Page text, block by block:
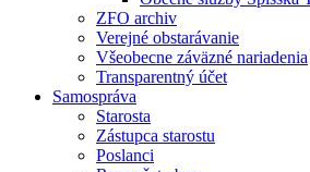
ZFO archiv
Verejné obstarávanie
Všeobecne záväzné nariadenia
Transparentný účet
Samospráva
Starosta
Zástupca starostu
Poslanci